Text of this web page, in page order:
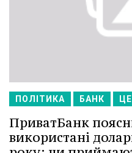
ПОЛІТИКА БАНК
ПриватБанк
використані